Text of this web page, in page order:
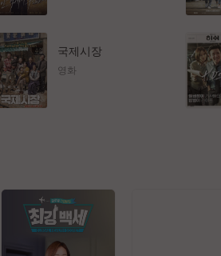
국제시장
영화